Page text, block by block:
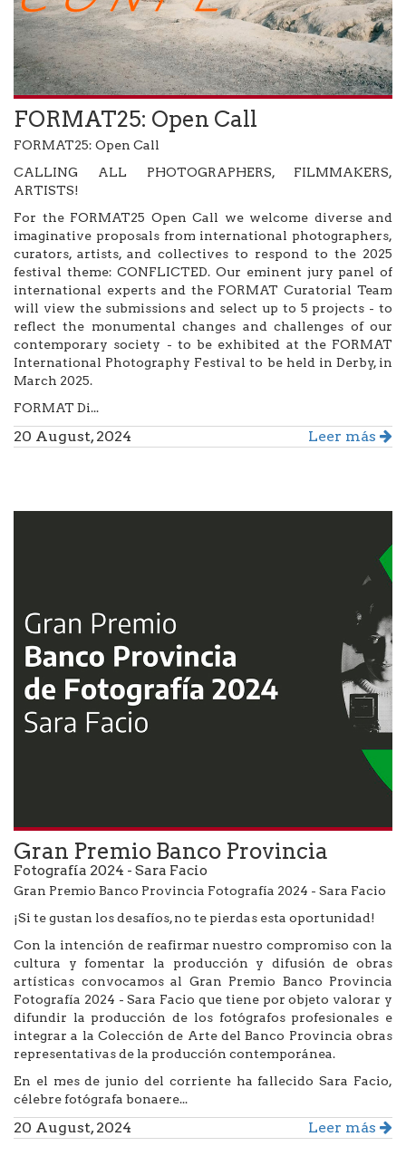
FORMAT25: Open Call
FORMAT25: Open Call
CALLING ALL PHOTOGRAPHERS, FILMMAKERS,
ARTISTS!
For the FORMAT25 Open Call we welcome diverse and
imaginative proposals from international photographers,
curators, artists, and collectives to respond to the 2025
festival theme: CONFLICTED. Our eminent jury panel of
international experts and the FORMAT Curatorial Team
will view the submissions and select up to 5 projects - to
reflect the monumental changes and challenges of our
contemporary society - to be exhibited at the FORMAT
International Photography Festival to be held in Derby, in
March 2025.⁠
FORMAT Di...
20 August, 2024 Leer más
Gran Premio Banco Provincia
Fotografía 2024 - Sara Facio
Gran Premio Banco Provincia Fotografía 2024 - Sara Facio
¡Si te gustan los desafíos, no te pierdas esta oportunidad!
Con la intención de reafirmar nuestro compromiso con la
cultura y fomentar la producción y difusión de obras
artísticas convocamos al Gran Premio Banco Provincia
Fotografía 2024 - Sara Facio que tiene por objeto valorar y
difundir la producción de los fotógrafos profesionales e
integrar a la Colección de Arte del Banco Provincia obras
representativas de la producción contemporánea.
En el mes de junio del corriente ha fallecido Sara Facio,
célebre fotógrafa bonaere...
20 August, 2024 Leer más